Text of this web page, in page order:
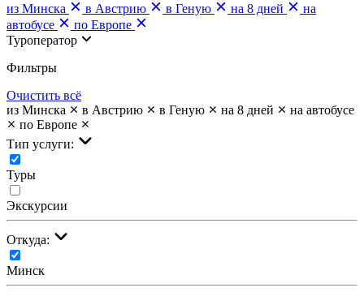
из Минска
в Австрию в Геную на 8 дней
на
автобусе
по Европе
Туроператор
Фильтры
Очистить всё
из Минска
в Австрию в Геную на 8 дней
на автобусе
по Европе
Тип услуги:
Туры
Экскурсии
Откуда:
Минск